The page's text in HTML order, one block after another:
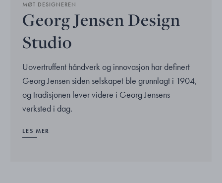
MØT DESIGNEREN
Georg Jensen Design
Studio
Uovertruffent håndverk og innovasjon har definert
Georg Jensen siden selskapet ble grunnlagt i 1904,
og tradisjonen lever videre i Georg Jensens
verksted i dag.
LES MER